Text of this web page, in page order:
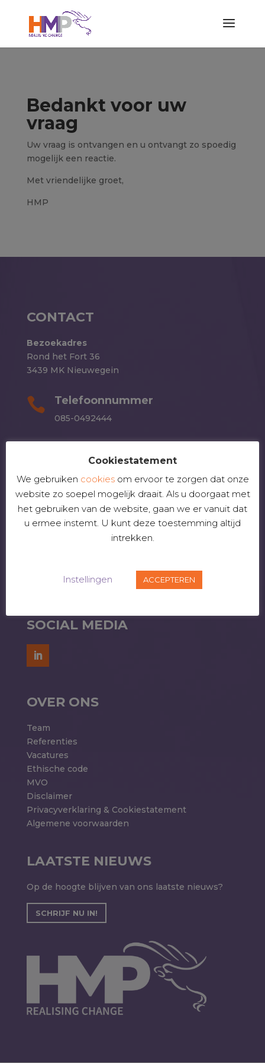
Bedankt voor uw
vraag
Uw vraag is ontvangen en u ontvangt zo spoedig
mogelijk een reactie.
Met vriendelijke groet,
HMP
CONTACT
Bezoekadres
Rond het Fort 36
3439 MK Nieuwegein
 Telefoonnummer
085-0492444
hmp@hmp.nl
DIENSTEN
Reorganiseren
Mediation
SOCIAL MEDIA
OVER ONS
Team
Referenties
Vacatures
Ethische code
MVO
Disclaimer
Privacyverklaring & Cookiestatement
Algemene voorwaarden
LAATSTE NIEUWS
Op de hoogte blijven van ons laatste nieuws?
SCHRIJF NU IN!
Cookiestatement
We gebruiken cookiesom ervoor te zorgen dat onze
website zo soepel mogelijk draait. Als u doorgaat met
het gebruiken van de website, gaan we er vanuit dat
u ermee instemt. U kunt deze toestemming altijd
intrekken.
Instellingen ACCEPTEREN